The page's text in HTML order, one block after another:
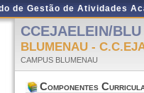
de Gestão de Atividades
CCEJAELEIN/BLU
BLUMENAU -
CAMPUS BLUMENAU
Componentes